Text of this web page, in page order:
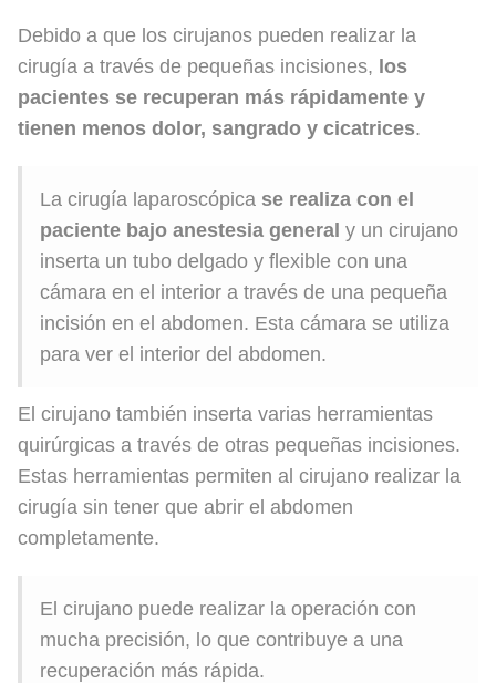
Debido a que los cirujanos pueden realizar la
cirugía a través de pequeñas incisiones, los
pacientes se recuperan más rápidamente y
tienen menos dolor, sangrado y cicatrices.
La cirugía laparoscópica se realiza con el
paciente bajo anestesia general y un cirujano
inserta un tubo delgado y flexible con una
cámara en el interior a través de una pequeña
incisión en el abdomen. Esta cámara se utiliza
para ver el interior del abdomen.
El cirujano también inserta varias herramientas
quirúrgicas a través de otras pequeñas incisiones.
Estas herramientas permiten al cirujano realizar la
cirugía sin tener que abrir el abdomen
completamente.
El cirujano puede realizar la operación con
mucha precisión, lo que contribuye a una
recuperación más rápida.